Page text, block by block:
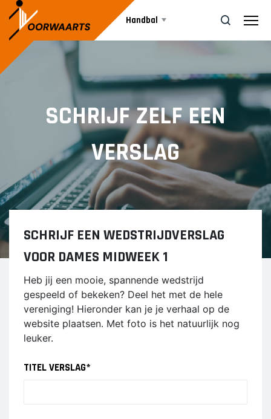
Handbal
Teams
DAMES
Dames 1
Dames 2
JEUGD
A1
A2
C1
C2
D1
F1
Agenda
Nieuws
Informatie
Vrijwilliger worden
Sponsor worden
Lid worden
Ledenshop
ZOEK
SCHRIJF ZELF EEN
VERSLAG
SCHRIJF EEN WEDSTRIJDVERSLAG
VOOR DAMES MIDWEEK 1
Heb jij een mooie, spannende wedstrijd
gespeeld of bekeken? Deel het met de hele
vereniging! Hieronder kan je je verhaal op de
website plaatsen. Met foto is het natuurlijk nog
leuker.
TITEL VERSLAG*